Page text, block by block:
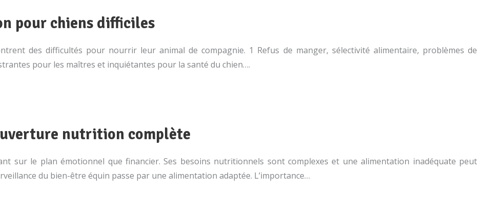
pour chiens difficiles
des difficultés pour nourrir leur animal de compagnie. 1 Refus de manger, sélectivité alimentaire, problèmes de
pour les maîtres et inquiétantes pour la santé du chien….
nutrition complète
sur le plan émotionnel que financier. Ses besoins nutritionnels sont complexes et une alimentation inadéquate peut
du bien-être équin passe par une alimentation adaptée. L’importance…